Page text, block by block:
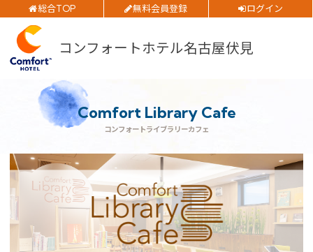
総合TOP 無料会員登録 ログイン
コンフォートホテル名古屋伏見
チェックイン日
チェックアウト日
部屋数
大人人数
空室検索
会員特典のご案内
Comfort Library Cafe
コンフォートライブラリーカフェ
公式Webサイトからのご予約
閉じる